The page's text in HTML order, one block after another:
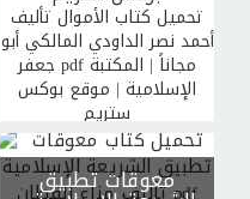
تحميل كتاب الأموال تأليف
أحمد نصر الداودي المالكي أبو
جعفر pdf مجاناً | المكتبة
الإسلامية | موقع بوكس
ستريم
معوقات تطبيق